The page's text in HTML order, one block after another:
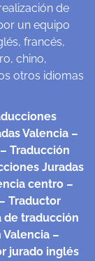
de
un equipo
francés,
chino,
otros idiomas
Valencia –
– Traducción
Juradas
centro –
– Traductor
de traducción
Valencia –
jurado inglés